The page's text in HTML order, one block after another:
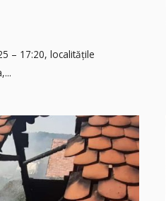
– 17:20, localitățile